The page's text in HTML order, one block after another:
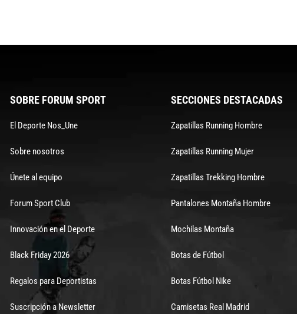
SOBRE FORUM SPORT
El Deporte Nos_Une
Sobre nosotros
Únete al equipo
Forum Sport Club
Innovación en el Deporte
Black Friday 2026
Regalos para Deportistas
Suscripción a Newsletter
SECCIONES DESTACADAS
Zapatillas Running Hombre
Zapatillas Running Mujer
Zapatillas Trekking Hombre
Pantalones Montaña Hombre
Mochilas Montaña
Botas de Fútbol
Botas Fútbol Nike
Camisetas Real Madrid